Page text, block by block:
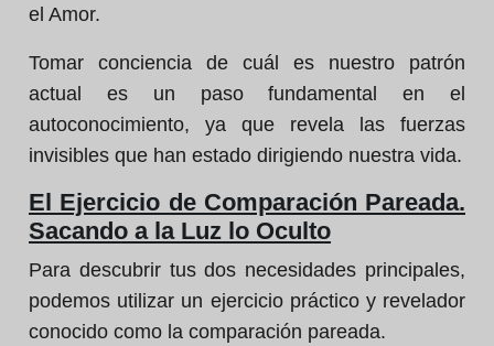
el Amor.
Tomar conciencia de cuál es nuestro patrón
actual es un paso fundamental en el
autoconocimiento, ya que revela las fuerzas
invisibles que han estado dirigiendo nuestra vida.
El Ejercicio de Comparación Pareada.
Sacando a la Luz lo Oculto
Para descubrir tus dos necesidades principales,
podemos utilizar un ejercicio práctico y revelador
conocido como la comparación pareada.